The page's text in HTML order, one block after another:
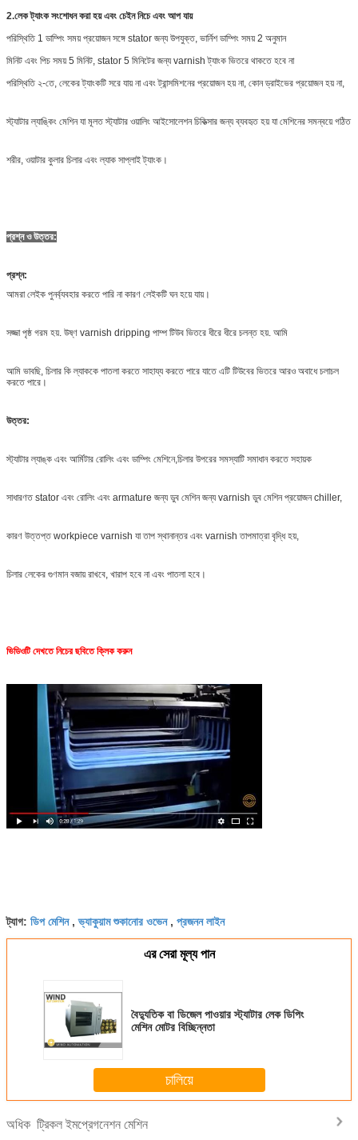
2.লেক ট্যাংক সংশোধন করা হয় এবং চেইন নিচে এবং আপ যায়
পরিস্থিতি 1 ডাম্পিং সময় প্রয়োজন সঙ্গে stator জন্য উপযুক্ত, ভার্নিশ ডাম্পিং সময় 2 অনুমান
মিনিট এবং পিচ সময় 5 মিনিট, stator 5 মিনিটের জন্য varnish ট্যাংক ভিতরে থাকতে হবে না
পরিস্থিতি ২-তে, লেকের ট্যাংকটি সরে যায় না এবং ট্রান্সমিশনের প্রয়োজন হয় না, কোন ড্রাইভের প্রয়োজন হয় না,
স্ট্যাটার ল্যাঙ্কিং মেশিন যা মূলত স্ট্যাটার ওয়ালিং আইসোলেশন চিকিত্সার জন্য ব্যবহৃত হয় যা মেশিনের সমন্বয়ে গঠিত
শরীর, ওয়াটার কুলার চিলার এবং ল্যাক সাপ্লাই ট্যাংক।
প্রশ্ন ও উত্তর:
প্রশ্ন:
আমরা লেইক পুনর্ব্যবহার করতে পারি না কারণ লেইকটি ঘন হয়ে যায়।
সজ্জা পৃষ্ঠ গরম হয়. উষ্ণ varnish dripping পাম্প টিউব ভিতরে ধীরে ধীরে চলন্ত হয়. আমি
আমি ভাবছি, চিলার কি ল্যাককে পাতলা করতে সাহায্য করতে পারে যাতে এটি টিউবের ভিতরে আরও অবাধে চলাচল
করতে পারে।
উত্তর:
স্ট্যাটার ল্যাঙ্ক এবং আর্মিটার রোলিং এবং ডাম্পিং মেশিনে,চিলার উপরের সমস্যাটি সমাধান করতে সহায়ক
সাধারণত stator এবং রোলিং এবং armature জন্য ডুব মেশিন জন্য varnish ডুব মেশিন প্রয়োজন chiller,
কারণ উত্তপ্ত workpiece varnish যা তাপ স্থানান্তর এবং varnish তাপমাত্রা বৃদ্ধি হয়,
চিলার লেকের গুণমান বজায় রাখবে, খারাপ হবে না এবং পাতলা হবে।
ভিডিওটি দেখতে নিচের ছবিতে ক্লিক করুন
ট্যাগ: ডিপ মেশিন,ভ্যাকুয়াম শুকানোর ওভেন, প্রজনন লাইন
এর সেরা মূল্য পান
বৈদ্যুতিক বা ডিজেল পাওয়ার স্ট্যাটার লেক ডিপিং
মেশিন মোটর বিচ্ছিন্নতা
চালিয়ে
অধিক ট্রিকল ইমপ্রেগনেশন মেশিন